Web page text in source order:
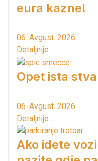
eura kazne!
06. Avgust. 2026.
Detaljnije...
Opet ista
06. Avgust. 2026.
Detaljnije...
Ako idete